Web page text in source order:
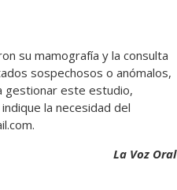
su mamografía y la consulta
sospechosos o anómalos,
gestionar este estudio,
la necesidad del
La Voz Oral